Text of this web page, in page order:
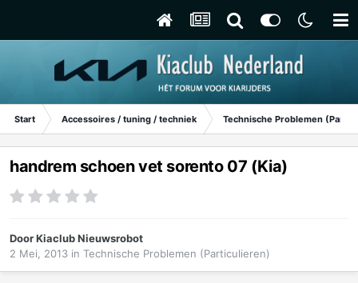
Start Accessoires / tuning / techniek Technische Problemen
handrem schoen vet sorento 07 (Kia)
DoorKiaclub Nieuwsrobot
2 Mei, 2013 in Technische Problemen (Particulieren)